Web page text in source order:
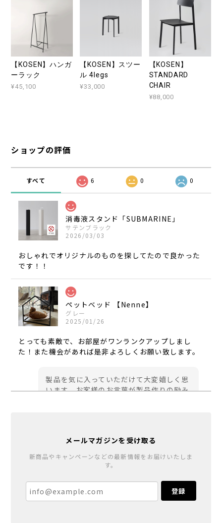
【KOSEN】ハンガ
ーラック
¥45,100
【KOSEN】スツー
ル 4legs
¥33,000
【KOSEN】
STANDARD
CHAIR
¥88,000
ショップの評価
すべて 6 0 0
消毒液スタンド「SUBMARINE」
サテンブラック
2026/03/03
おしゃれでオリジナルのものを探してたので良かった
です！！
ペットベッド 【Nenne】
グレー
2025/01/26
とっても素敵で、お部屋がワンランクアップしまし
た！また機会があれば是非よろしくお願い致します。
製品を気に入っていただけて大変嬉しく思
います。お客様のお言葉が製品作りの励み
シカク（無塗装）
メールマガジンを受け取る
新商品やキャンペーンなどの最新情報をお届けいたしま
す。
登録